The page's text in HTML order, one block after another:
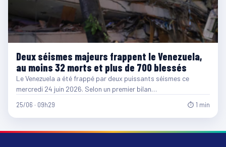
Deux séismes majeurs frappent le Venezuela,
au moins 32 morts et plus de 700 blessés
Le Venezuela a été frappé par deux puissants séismes ce
mercredi 24 juin 2026. Selon un premier bilan…
25/06 · 09h29 ⏱ 1 min